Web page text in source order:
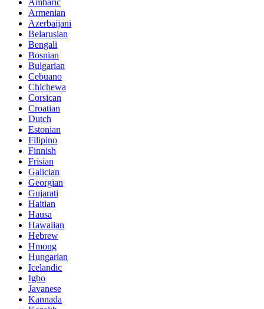
Amharic
Armenian
Azerbaijani
Belarusian
Bengali
Bosnian
Bulgarian
Cebuano
Chichewa
Corsican
Croatian
Dutch
Estonian
Filipino
Finnish
Frisian
Galician
Georgian
Gujarati
Haitian
Hausa
Hawaiian
Hebrew
Hmong
Hungarian
Icelandic
Igbo
Javanese
Kannada